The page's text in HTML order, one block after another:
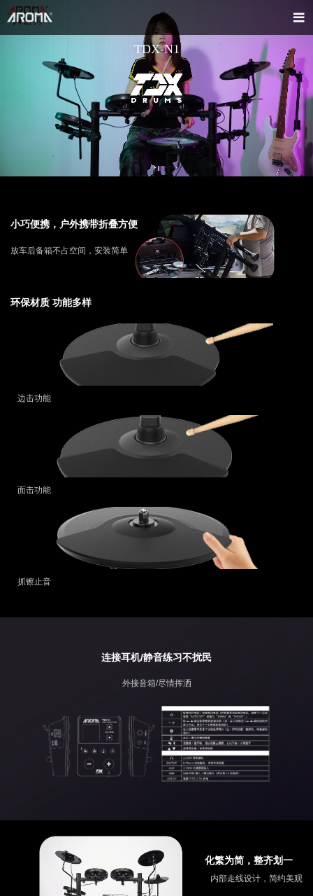
TDX-N1
小巧便携，户外携带折叠方便
放车后备箱不占空间，安装简单
环保材质 功能多样
边击功能
面击功能
抓镲止音
连接耳机/静音练习不扰民
外接音箱/尽情挥洒
化繁为简，整齐划一
内部走线设计，简约美观